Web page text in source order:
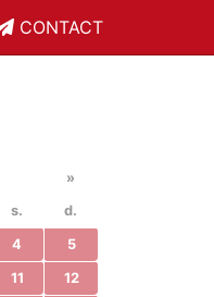
CONTACT
»
s. d.
4 5
11 12